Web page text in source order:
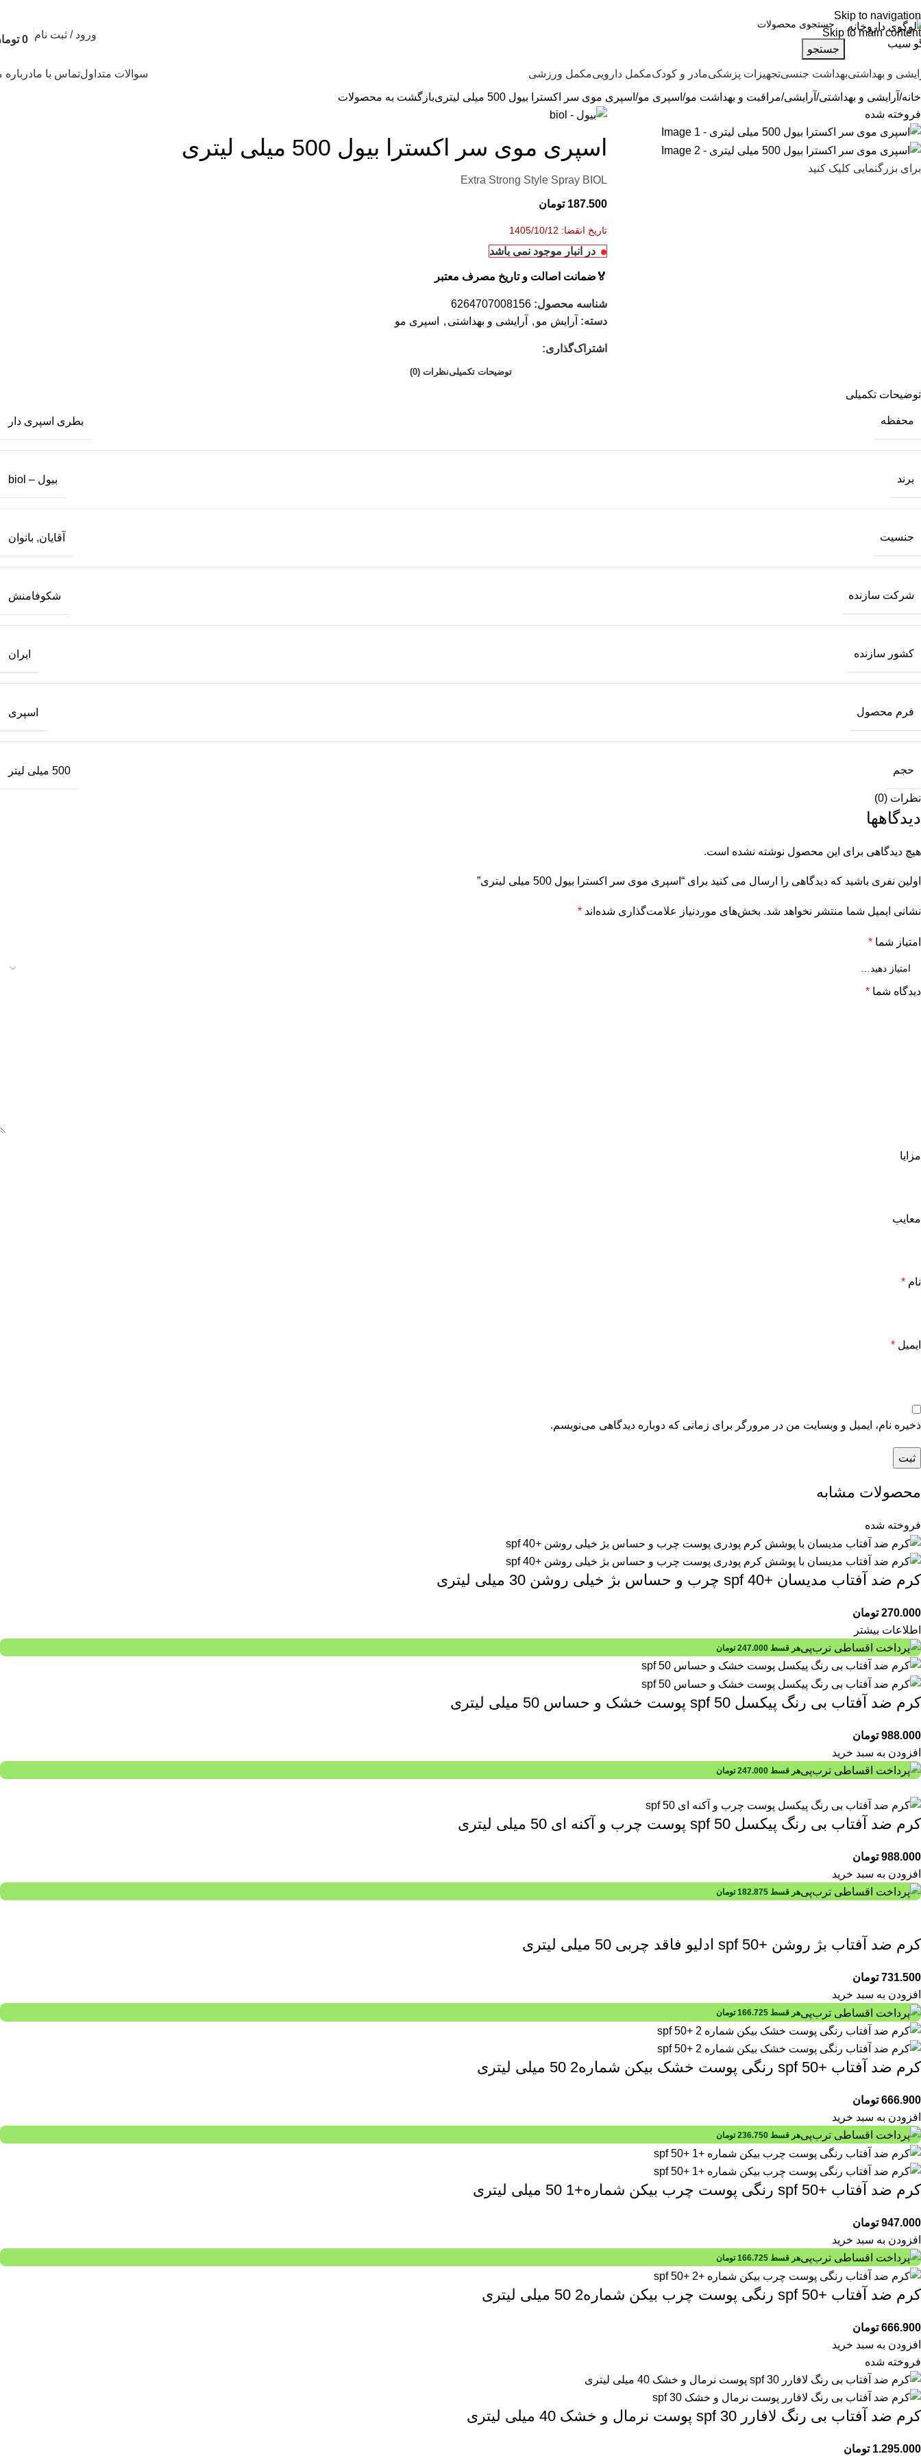
Skip to navigation
Skip to main content
جستجو
ورود / ثبت نام 0
و بهداشتیبهداشت جنسیتجهیزات پزشکیمادر و کودکمکمل داروییمکمل ورزشی سوالات متداولتماس با مادرباره
خانه آرایشی و بهداشتی آرایشی مراقبت و بهداشت مو اسپری مو اسپری موی سر اكسترا بیول 500 میلی لیتری
بازگشت به محصولات
فروخته شده
برای بزرگنمایی کلیک کنید
اسپری موی سر اكسترا بیول 500 میلی لیتری
Extra Strong Style Spray BIOL
187.500 تومان
تاریخ انقضا: 1405/10/12
در انبار موجود نمی باشد
🏅 ضمانت اصالت و تاریخ مصرف معتبر
شناسه محصول: 6264707008156
دسته: آرایش مو , آرایشی و بهداشتی , اسپری مو
اشتراک‌گذاری:
توضیحات تکمیلینظرات (0)
توضیحات تکمیلی
محفظه بطری اسپری دار
برند بیول – biol
جنسیت آقایان, بانوان
شرکت سازنده شکوفامنش
کشور سازنده ایران
فرم محصول اسپری
حجم 500 میلی لیتر
نظرات (0)
دیدگاهها
هیچ دیدگاهی برای این محصول نوشته نشده است.
اولین نفری باشید که دیدگاهی را ارسال می کنید برای “اسپری موی سر اكسترا بیول 500 میلی لیتری”
نشانی ایمیل شما منتشر نخواهد شد. بخش‌های موردنیاز علامت‌گذاری شده‌اند *
امتیاز شما *
دیدگاه شما *
مزایا
معایب
نام *
ایمیل *
ذخیره نام، ایمیل و وبسایت من در مرورگر برای زمانی که دوباره دیدگاهی می‌نویسم.
محصولات مشابه
فروخته شده
کرم ضد آفتاب مدیسان +spf 40 چرب و حساس بژ خیلی روشن 30 میلی لیتری
270.000 تومان
اطلاعات بیشتر
هر قسط 247.000 تومان
کرم ضد آفتاب بی رنگ پیکسل spf 50 پوست خشک و حساس 50 میلی لیتری
988.000 تومان
افزودن به سبد خرید
هر قسط 247.000 تومان
کرم ضد آفتاب بی رنگ پیکسل spf 50 پوست چرب و آکنه ای 50 میلی لیتری
988.000 تومان
افزودن به سبد خرید
هر قسط 182.875 تومان
کرم ضد آفتاب بژ روشن +spf 50 ادلیو فاقد چربی 50 میلی لیتری
731.500 تومان
افزودن به سبد خرید
هر قسط 166.725 تومان
کرم ضد آفتاب +spf 50 رنگی پوست خشک بیکن شماره2 50 میلی لیتری
666.900 تومان
افزودن به سبد خرید
هر قسط 236.750 تومان
کرم ضد آفتاب +spf 50 رنگی پوست چرب بیکن شماره+1 50 میلی لیتری
947.000 تومان
افزودن به سبد خرید
هر قسط 166.725 تومان
کرم ضد آفتاب +spf 50 رنگی پوست چرب بیکن شماره2 50 میلی لیتری
666.900 تومان
افزودن به سبد خرید
فروخته شده
کرم ضد آفتاب بی رنگ لافارر spf 30 پوست نرمال و خشک 40 میلی لیتری
1.295.000 تومان